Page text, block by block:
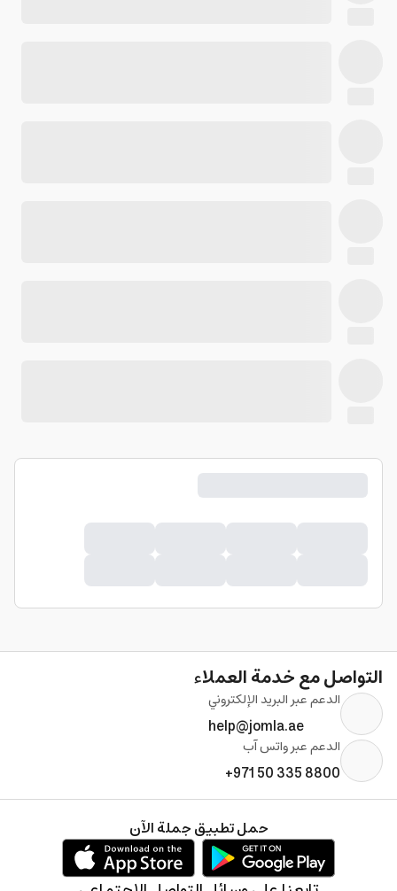
التواصل مع خدمة العملاء
الدعم عبر البريد الإلكتروني
help@jomla.ae
الدعم عبر واتس آب
+971 50 335 8800
حمل تطبيق جملة الآن